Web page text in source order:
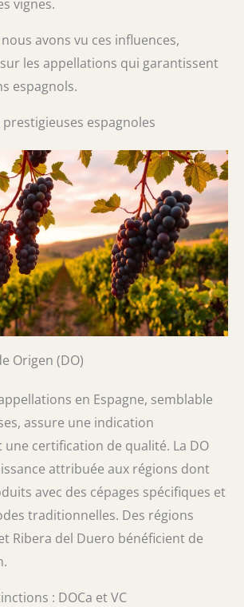
vignes.
avons vu ces influences,
les appellations qui garantissent
espagnols.
espagnoles
Origen (DO)
en Espagne, semblable
assure une indication
certification de qualité. La DO
attribuée aux régions dont
avec des cépages spécifiques et
traditionnelles. Des régions
Ribera del Duero bénéficient de
: DOCa et VC